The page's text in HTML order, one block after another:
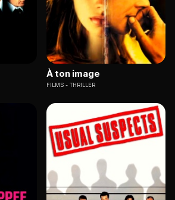
À ton image
FILMS THRILLER